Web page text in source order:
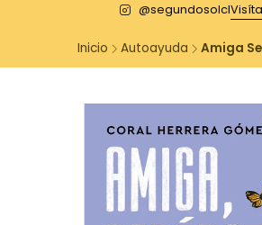
@segundosolcl
Inicio Autoayuda Amiga